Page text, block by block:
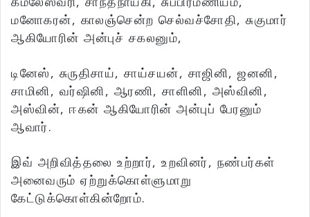
மனோகரன், காலஞ்சென்ற செல்வச்சோதி, சுகுமார்
ஆகியோரின் அன்புச் சகலனும்,
டினேஸ், சுருதிசாய், சாய்சயன், சாஜினி, ஜனனி,
சாமினி, வர்ஷினி, ஆரணி, சாளினி, அஸ்வினி,
அஸ்வின், ஈகன் ஆகியோரின் அன்புப் பேரனும்
ஆவார்.
இவ் அறிவித்தலை உற்றார், உறவினர், நண்பர்கள்
அனைவரும் ஏற்றுக்கொள்ளுமாறு
கேட்டுக்கொள்கின்றோம்.